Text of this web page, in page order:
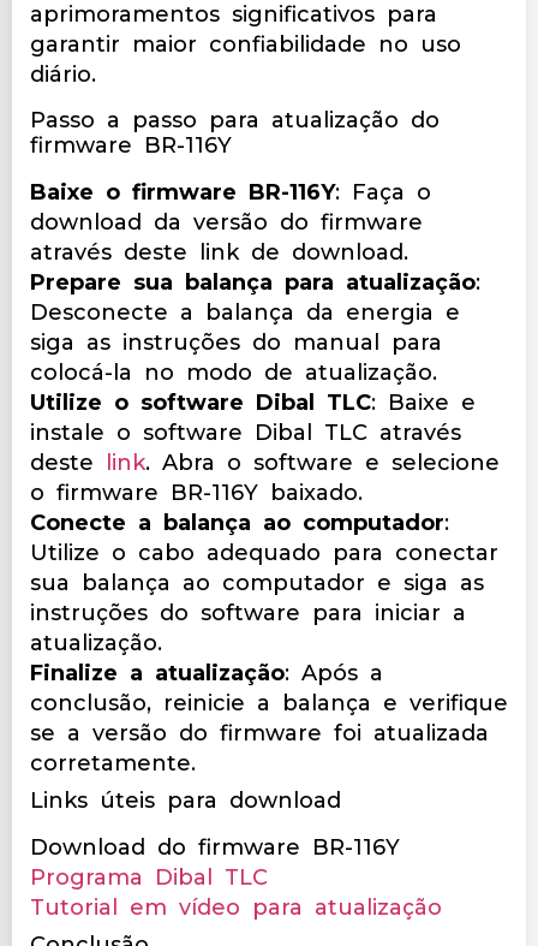
aprimoramentos significativos para
garantir maior confiabilidade no uso
diário.
Passo a passo para atualização do
firmware BR-116Y
Baixe o firmware BR-116Y: Faça o
download da versão do firmware
através deste link de download.
Prepare sua balança para atualização:
Desconecte a balança da energia e
siga as instruções do manual para
colocá-la no modo de atualização.
Utilize o software Dibal TLC: Baixe e
instale o software Dibal TLC através
deste link. Abra o software e selecione
o firmware BR-116Y baixado.
Conecte a balança ao computador:
Utilize o cabo adequado para conectar
sua balança ao computador e siga as
instruções do software para iniciar a
atualização.
Finalize a atualização: Após a
conclusão, reinicie a balança e verifique
se a versão do firmware foi atualizada
corretamente.
Links úteis para download
Download do firmware BR-116Y
Programa Dibal TLC
Tutorial em vídeo para atualização